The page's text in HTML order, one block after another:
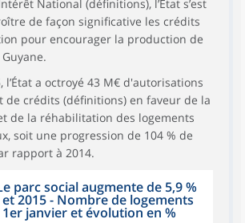
National (définitions), l’État s’est
de façon significative les crédits
pour encourager la production de
l’État a octroyé 43 M€ d'autorisations
de crédits (définitions) en faveur de la
de la réhabilitation des logements
soit une progression de 104 % de
rapport à 2014.
parc social augmente de 5,9 %
2015 - Nombre de logements
janvier et évolution en %